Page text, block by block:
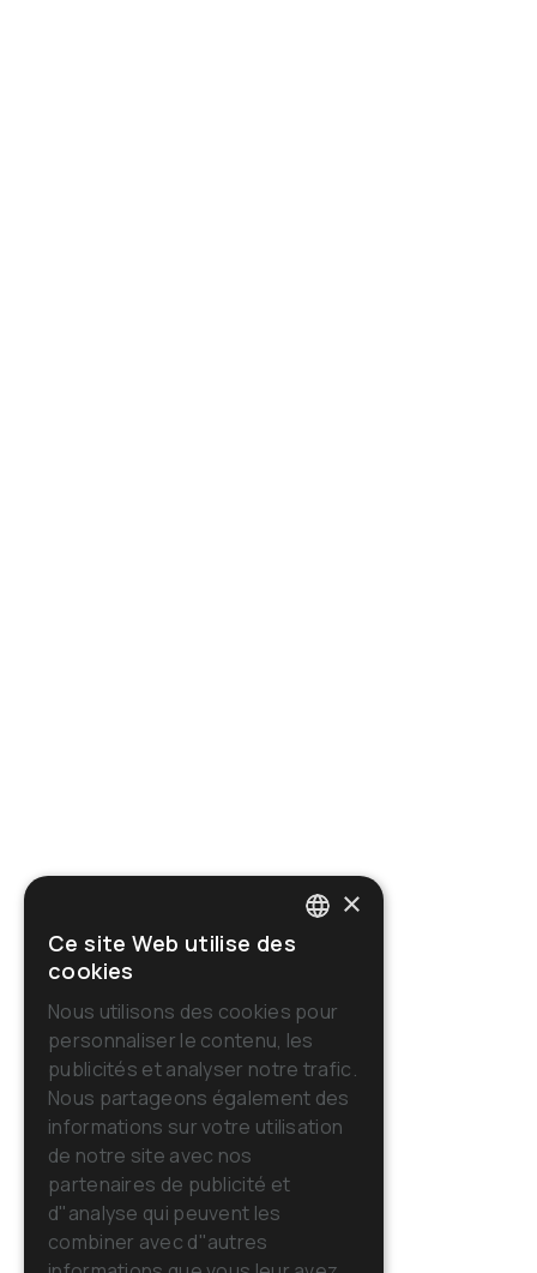
ITALIAN
FRENCH
GERMAN
SPANISH
RUSSIAN
×
Ce site Web utilise des
cookies
Nous utilisons des cookies pour
personnaliser le contenu, les
publicités et analyser notre trafic.
Nous partageons également des
informations sur votre utilisation
de notre site avec nos
partenaires de publicité et
d"analyse qui peuvent les
combiner avec d"autres